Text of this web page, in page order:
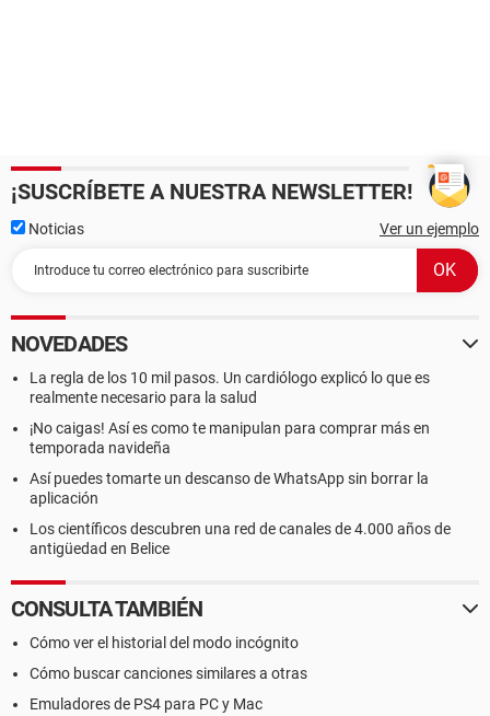
¡SUSCRÍBETE A NUESTRA NEWSLETTER!
Noticias Ver un ejemplo
NOVEDADES
La regla de los 10 mil pasos. Un cardiólogo explicó lo que es
realmente necesario para la salud
¡No caigas! Así es como te manipulan para comprar más en
temporada navideña
Así puedes tomarte un descanso de WhatsApp sin borrar la
aplicación
Los científicos descubren una red de canales de 4.000 años de
antigüedad en Belice
CONSULTA TAMBIÉN
Cómo ver el historial del modo incógnito
Cómo buscar canciones similares a otras
Emuladores de PS4 para PC y Mac